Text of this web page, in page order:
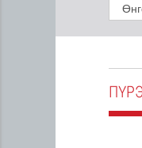
ПҮ